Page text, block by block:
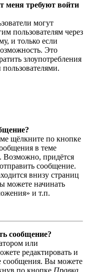
меня требуют войти
могут
пользователям через
и только если
Это
злоупотребления
щёлкните по кнопке
в теме
Возможно, придётся
сообщение.
внизу страниц
можете начинать
и т.п.
сообщение?
или
редактировать и
сообщения. Вы можете